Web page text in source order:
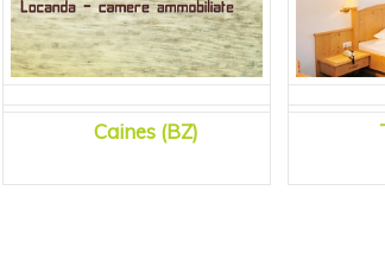
Caines (BZ)